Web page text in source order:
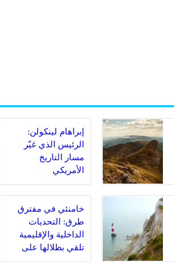
إبراهام لينكولن:
الرئيس الذي غيّر
مسار التاريخ
الأمريكي
خامنئي في مفترق
طرق: التحديات
الداخلية والإقليمية
تلقي بظلالها على
المرشد الإيراني